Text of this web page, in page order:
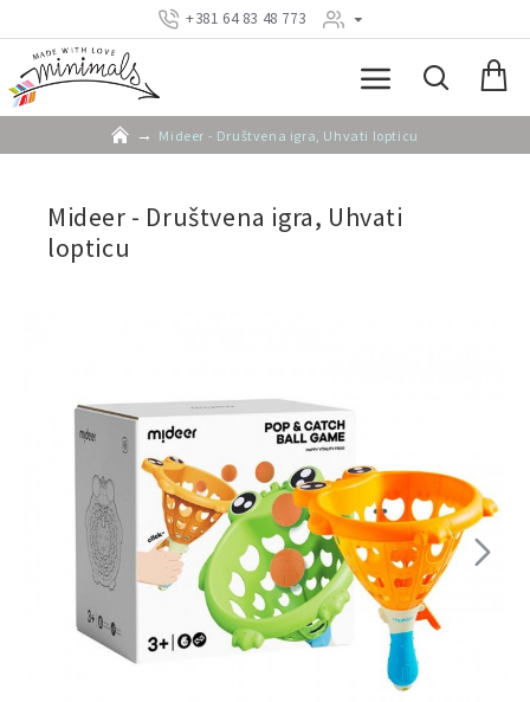
+381 64 83 48 773
Mideer - Društvena igra, Uhvati lopticu
Mideer - Društvena igra, Uhvati
lopticu